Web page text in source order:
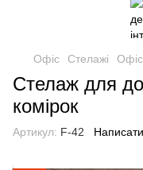
Офіс Стелажі
Стелаж для
комірок
Артикул: F-42 Написати